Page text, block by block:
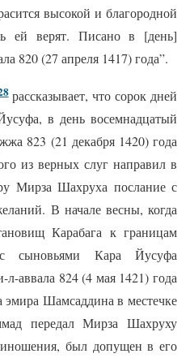
высокой и благородной
ей верят. Писано в [день]
820 (27 апреля 1417) года”.
рассказывает, что сорок дней
в день восемнадцатый
823 (21 декабря 1420) года
из верных слуг направил в
Мирза Шахруха послание с
В начале весны, когда
Карабага к границам
сыновьями Кара Йусуфа
аввала 824 (4 мая 1421) года
эмира Шамсаддина в местечке
передал Мирза Шахруху
был допущен в его